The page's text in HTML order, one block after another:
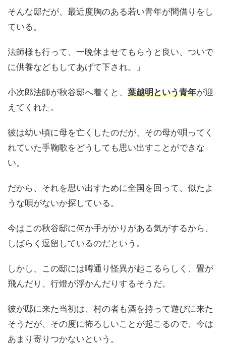
そんな邸だが、最近度胸のある若い青年が間借りをし
ている。
法師様も行って、一晩休ませてもらうと良い、ついで
に供養などもしてあげて下され。」
小次郎法師が秋谷邸へ着くと、 葉越明という青年が迎
えてくれた。
彼は幼い頃に母を亡くしたのだが、その母が唄ってく
れていた手鞠歌をどうしても思い出すことができな
い。
だから、それを思い出すために全国を回って、似たよ
うな唄がないか探している。
今はこの秋谷邸に何か手がかりがある気がするから、
しばらく逗留しているのだという。
しかし、この邸には噂通り怪異が起こるらしく、畳が
飛んだり、行燈が浮かんだりするそうだ。
彼が邸に来た当初は、村の者も酒を持って遊びに来た
そうだが、その度に怖ろしいことが起こるので、今は
あまり寄りつかないという。